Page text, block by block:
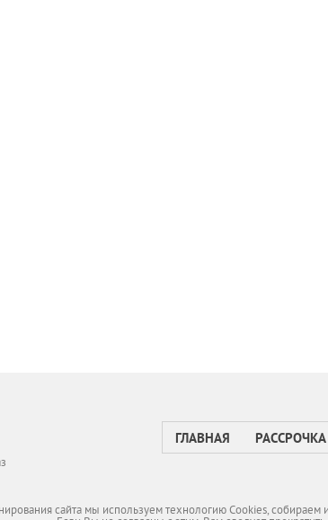
ГЛАВНАЯ РАССРОЧКА
сайта мы используем технологию Cookies,